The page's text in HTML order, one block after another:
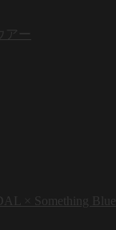
ー
× Something Blue